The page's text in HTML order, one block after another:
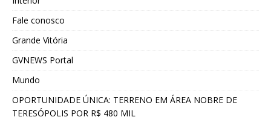
Fale conosco
Grande Vitória
GVNEWS Portal
Mundo
OPORTUNIDADE ÚNICA: TERRENO EM ÁREA NOBRE DE
TERESÓPOLIS POR R$ 480 MIL